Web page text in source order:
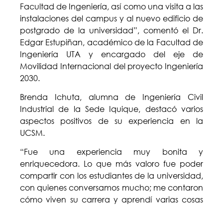
Facultad de Ingeniería, así como una visita a las
instalaciones del campus y al nuevo edificio de
postgrado de la universidad”, comentó el Dr.
Edgar Estupiñan, académico de la Facultad de
Ingeniería UTA y encargado del eje de
Movilidad Internacional del proyecto Ingeniería
2030.
Brenda Ichuta, alumna de Ingeniería Civil
Industrial de la Sede Iquique, destacó varios
aspectos positivos de su experiencia en la
UCSM.
“Fue una experiencia muy bonita y
enriquecedora. Lo que más valoro fue poder
compartir con los estudiantes de la universidad,
con quienes conversamos mucho; me contaron
cómo viven su carrera y aprendí varias cosas